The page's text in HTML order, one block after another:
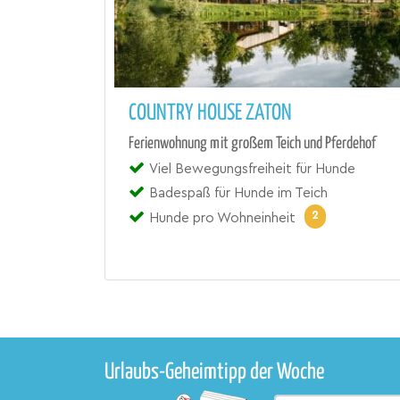
COUNTRY HOUSE ZATON
Ferienwohnung mit großem Teich und Pferdehof
Viel Bewegungsfreiheit für Hunde
Badespaß für Hunde im Teich
Hunde pro Wohneinheit
2
Urlaubs-Geheimtipp der Woche